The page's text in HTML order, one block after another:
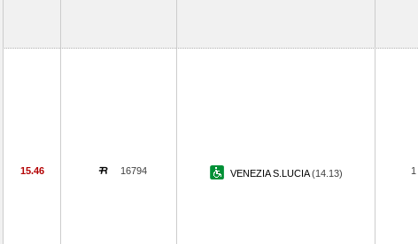
15.46 16794 VENEZIA S.LUCIA(14.13) 1